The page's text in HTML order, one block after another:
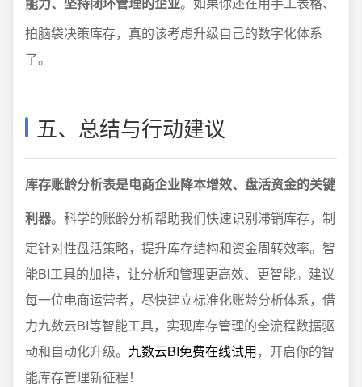
拍脑袋决策库存，真的该考虑升级自己的数字化体系
了。
五、总结与行动建议
库存账龄分析表是电商企业降本增效、盘活资金的关键
利器。科学的账龄分析帮助我们快速识别滞销库存，制
定针对性盘活策略，提升库存结构和资金周转效率。智
能BI工具的加持，让分析和管理更高效、更智能。建议
每一位电商运营者，尽快建立标准化账龄分析体系，借
力九数云BI等智能工具，实现库存管理的全流程数据驱
动和自动化升级。 九数云BI免费在线试用，开启你的智
能库存管理新征程！